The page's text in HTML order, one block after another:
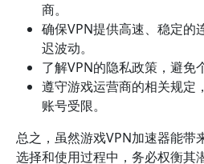
商。
确保VPN提供高速、稳定的
迟波动。
了解VPN的隐私政策，避免
遵守游戏运营商的相关规定
账号受限。
总之，虽然游戏VPN加速器能带
选择和使用过程中，务必权衡其